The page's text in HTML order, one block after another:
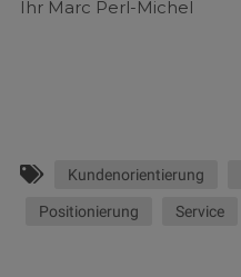
Ihr Marc Perl-Michel
Kundenorientierung
Positionierung Service